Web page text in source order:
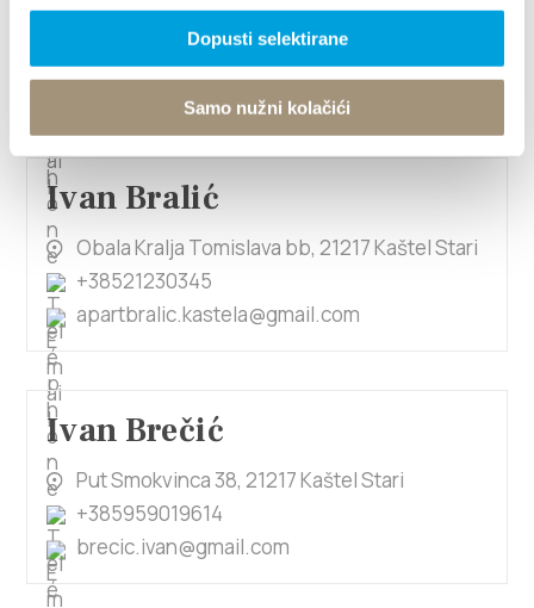
Dopusti selektirane
Samo nužni kolačići
Put Smokvice 17, 21214 Kaštel Kambelovac
+385923240955
mirjanaboljat@web.de
Ivan Bralić
Obala Kralja Tomislava bb, 21217 Kaštel Stari
+38521230345
apartbralic.kastela@gmail.com
Ivan Brečić
Put Smokvinca 38, 21217 Kaštel Stari
+385959019614
brecic.ivan@gmail.com